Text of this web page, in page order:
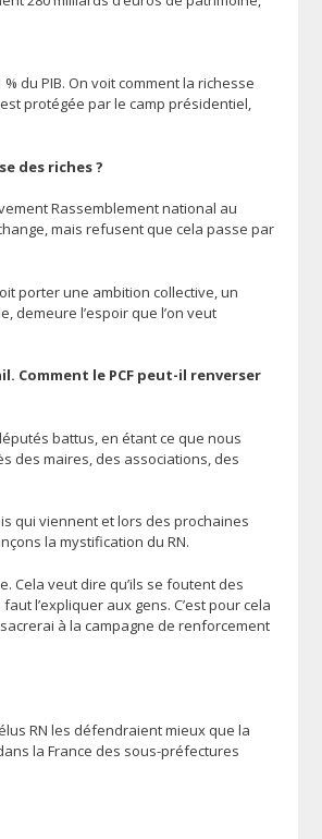
du PIB. On voit comment la richesse
protégée par le camp présidentiel,
des riches ?
Rassemblement national au
mais refusent que cela passe par
porter une ambition collective, un
demeure l’espoir que l’on veut
Comment le PCF peut-il renverser
battus, en étant ce que nous
des maires, des associations, des
qui viennent et lors des prochaines
la mystification du RN.
Cela veut dire qu’ils se foutent des
l’expliquer aux gens. C’est pour cela
à la campagne de renforcement
RN les défendraient mieux que la
la France des sous-préfectures